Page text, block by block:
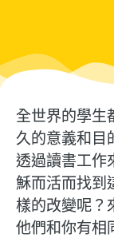
全世界的學生
久的意義和目
透過讀書工作
穌而活而找到
樣的改變呢？
他們和你有相